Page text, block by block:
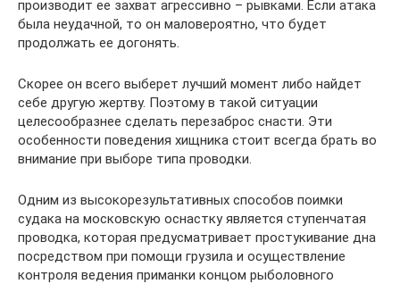
производит ее захват агрессивно – рывками. Если атака
была неудачной, то он маловероятно, что будет
продолжать ее догонять.
Скорее он всего выберет лучший момент либо найдет
себе другую жертву. Поэтому в такой ситуации
целесообразнее сделать перезаброс снасти. Эти
особенности поведения хищника стоит всегда брать во
внимание при выборе типа проводки.
Одним из высокорезультативных способов поимки
судака на московскую оснастку является ступенчатая
проводка, которая предусматривает простукивание дна
посредством при помощи грузила и осуществление
контроля ведения приманки концом рыболовного